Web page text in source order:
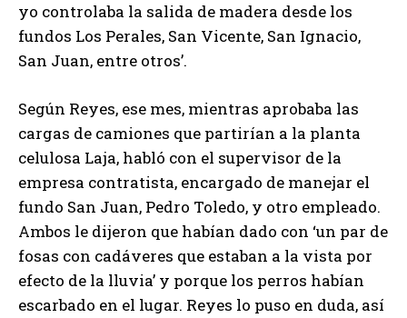
yo controlaba la salida de madera desde los
fundos Los Perales, San Vicente, San Ignacio,
San Juan, entre otros’.
Según Reyes, ese mes, mientras aprobaba las
cargas de camiones que partirían a la planta
celulosa Laja, habló con el supervisor de la
empresa contratista, encargado de manejar el
fundo San Juan, Pedro Toledo, y otro empleado.
Ambos le dijeron que habían dado con ‘un par de
fosas con cadáveres que estaban a la vista por
efecto de la lluvia’ y porque los perros habían
escarbado en el lugar. Reyes lo puso en duda, así